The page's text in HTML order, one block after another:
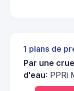
1 plans de
Par une
d'eau: PPRi